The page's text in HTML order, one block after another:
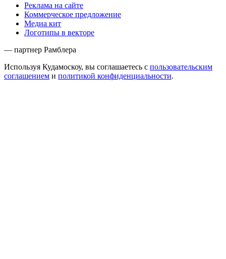
Реклама на сайте
Коммерческое предложение
Медиа кит
Логотипы в векторе
— партнер Рамблера
Используя Кудамоскоу, вы соглашаетесь с пользовательским
соглашением и политикой конфиденциальности.